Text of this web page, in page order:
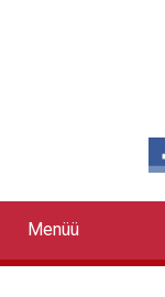
Primary
links
Menüü